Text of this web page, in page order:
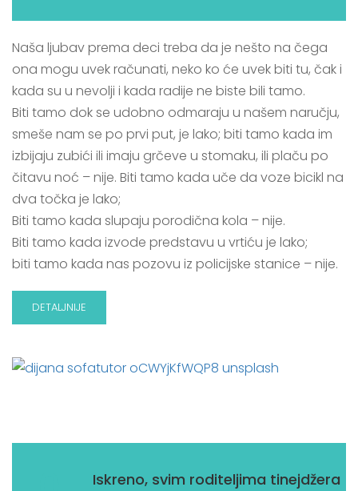
Naša ljubav prema deci treba da je nešto na čega
ona mogu uvek računati, neko ko će uvek biti tu, čak i
kada su u nevolji i kada radije ne biste bili tamo.
Biti tamo dok se udobno odmaraju u našem naručju,
smeše nam se po prvi put, je lako; biti tamo kada im
izbijaju zubići ili imaju grčeve u stomaku, ili plaču po
čitavu noć – nije. Biti tamo kada uče da voze bicikl na
dva točka je lako;
Biti tamo kada slupaju porodična kola – nije.
Biti tamo kada izvode predstavu u vrtiću je lako;
biti tamo kada nas pozovu iz policijske stanice – nije.
DETALJNIJE
Iskreno, svim roditeljima tinejdžera